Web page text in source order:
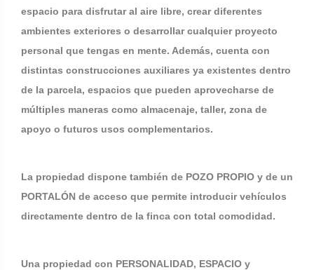
espacio para disfrutar al aire libre, crear diferentes
ambientes exteriores o desarrollar cualquier proyecto
personal que tengas en mente. Además, cuenta con
distintas construcciones auxiliares ya existentes dentro
de la parcela, espacios que pueden aprovecharse de
múltiples maneras como almacenaje, taller, zona de
apoyo o futuros usos complementarios.
La propiedad dispone también de POZO PROPIO y de un
PORTALÓN de acceso que permite introducir vehículos
directamente dentro de la finca con total comodidad.
Una propiedad con PERSONALIDAD, ESPACIO y